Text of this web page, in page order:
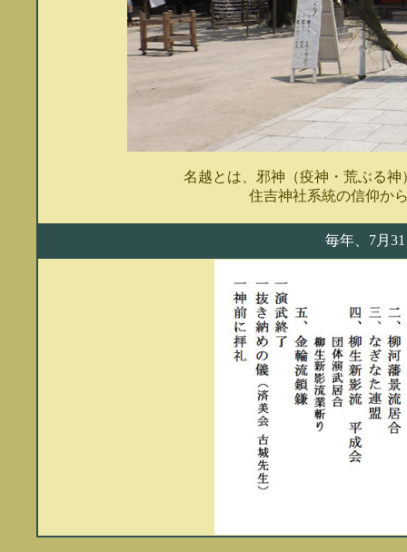
名越とは、邪神（疫神・荒ぶる
住吉神社系統の信仰か
毎年、7月